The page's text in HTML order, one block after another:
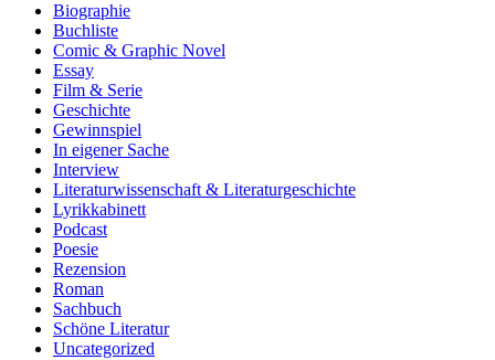
Biographie
Buchliste
Comic & Graphic Novel
Essay
Film & Serie
Geschichte
Gewinnspiel
In eigener Sache
Interview
Literaturwissenschaft & Literaturgeschichte
Lyrikkabinett
Podcast
Poesie
Rezension
Roman
Sachbuch
Schöne Literatur
Uncategorized